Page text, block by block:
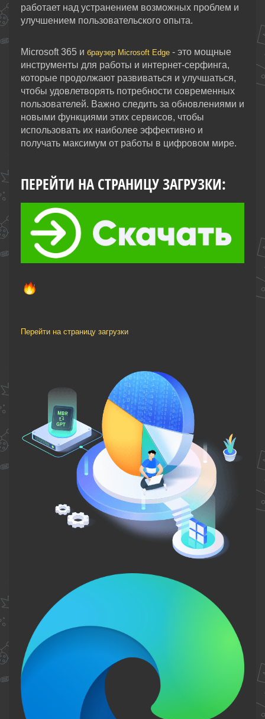
работает над устранением возможных проблем и
улучшением пользовательского опыта.
Microsoft 365 и браузер Microsoft Edge - это мощные
инструменты для работы и интернет-серфинга,
которые продолжают развиваться и улучшаться,
чтобы удовлетворять потребности современных
пользователей. Важно следить за обновлениями и
новыми функциями этих сервисов, чтобы
использовать их наиболее эффективно и
получать максимум от работы в цифровом мире.
ПЕРЕЙТИ НА СТРАНИЦУ ЗАГРУЗКИ:
Перейти на страницу загрузки